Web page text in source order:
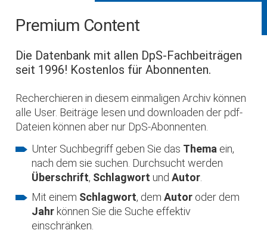
Premium Content
Die Datenbank mit allen DpS-Fachbeiträgen
seit 1996! Kostenlos für Abonnenten.
Recherchieren in diesem einmaligen Archiv können
alle User. Beiträge lesen und downloaden der pdf-
Dateien können aber nur DpS-Abonnenten.
Unter Suchbegriff geben Sie das Thema ein,
nach dem sie suchen. Durchsucht werden
Überschrift, Schlagwort undAutor
Mit einem Schlagwort, demAutor oder dem
Jahr können Sie die Suche effektiv
einschränken.